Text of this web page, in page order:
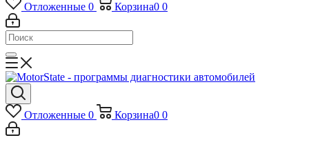
Отложенные 0 Корзина0 0
Отложенные 0 Корзина0 0